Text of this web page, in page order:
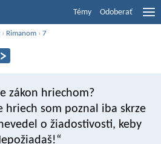
Témy Odoberať
› Rimanom ›7
zákon hriechom?
hriech som poznal iba skrze
o žiadostivosti, keby